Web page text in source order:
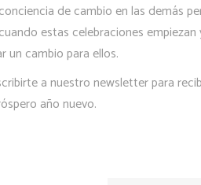
de cambio en las demás
estas celebraciones
un cambio para ellos.
a nuestro newsletter para
año nuevo.